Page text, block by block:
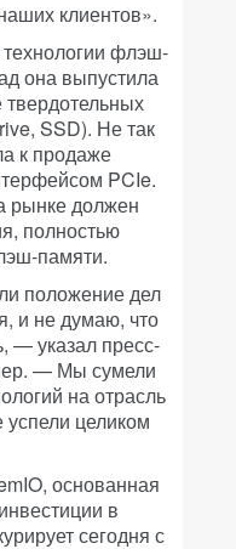
клиентов».
технологии флэш-
она выпустила
SSD). Не так
к продаже
PCIe.
рынке должен
полностью
памяти.
положение дел
и не думаю, что
— указал пресс-
— Мы сумели
на отрасль
целиком
основанная
в
сегодня с